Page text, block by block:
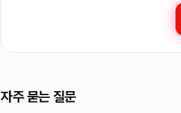
자주 묻는 질문